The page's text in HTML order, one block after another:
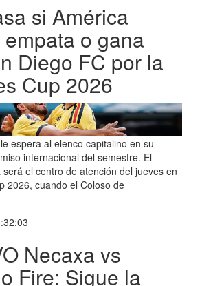
si América
o gana
Diego FC por la
Cup 2026
espera al elenco capitalino en su
internacional del semestre. El
será el centro de atención del jueves en
2026, cuando el Coloso de
Necaxa vs
Fire: Sigue la